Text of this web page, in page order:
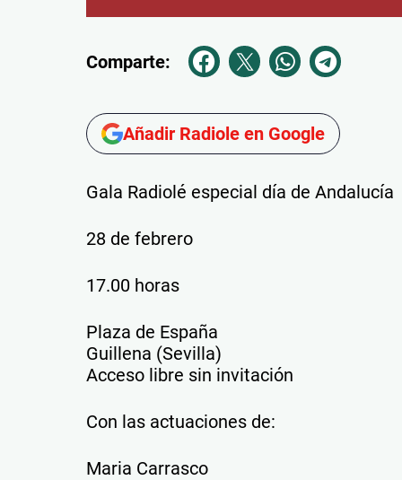
Comparte:
Añadir Radiole en Google
Gala Radiolé especial día de Andalucía
28 de febrero
17.00 horas
Plaza de España
Guillena (Sevilla)
Acceso libre sin invitación
Con las actuaciones de:
Maria Carrasco